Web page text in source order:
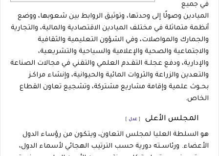
في جميع
الميادين وصولًا إلى وحدتها، وتوثيق الروابط بين شعوبها، ووضع
أنظمة متماثلة في مختلف الميادين الاقتصادية والمالية، والتجارية
والجمارك والمواصلات، وفي الشؤون التعليمية والثقافية
والاجتماعية والصحية والإعلامية والسياحية والتشريعية،
والإدارية، ودفع عجلـة التقـدم العلمي والتقني في مجالات الصناعة
والتعدين والزراعة والثروات المائية والحيوانية، وإنشاء مراكـز
بحـوث علمية وإقامة مشاريع مشتركة، وتشجيع تعاون القطاع
الخاص.
المجلس الأعلى عدل
هو السلطة العليا لمجلس التعاون، ويتكون من رؤساء الدول
الأعضاء. ورئاسـته دورية حسب الترتيب الهجائي لأسماء الدول،